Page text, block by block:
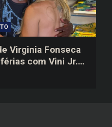
Virginia Fonseca
com Vini Jr.
web: “Não